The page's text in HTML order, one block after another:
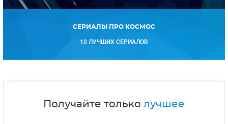
СЕРИАЛЫ ПРО КОСМОС
10 ЛУЧШИХ СЕРИАЛОВ
Получайте только лучшее